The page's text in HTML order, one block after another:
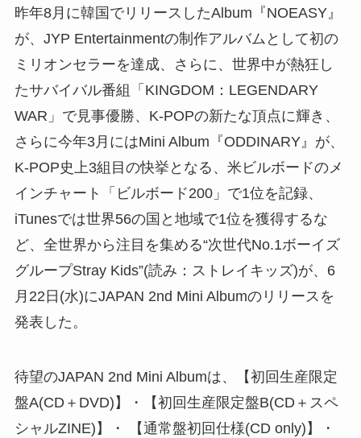
昨年8月に韓国でリリースしたAlbum『NOEASY』
が、JYP Entertainmentの制作アルバムとして初の
ミリオンセラーを達成、さらに、世界中が熱狂し
たサバイバル番組「KINGDOM：LEGENDARY
WAR」で見事優勝、K-POPの新たな頂点に輝き、
さらに今年3月にはMini Album『ODDINARY』が、
K-POP史上3組目の快挙となる、米ビルボードのメ
インチャート「ビルボード200」で1位を記録、
iTunesでは世界56の国と地域で1位を獲得するな
ど、全世界から注目を集める“次世代No.1ボーイズ
グループStray Kids”(読み：ストレイキッズ)が、6
月22日(水)にJAPAN 2nd Mini Albumのリリースを
発表した。
待望のJAPAN 2nd Mini Albumは、【初回生産限定
盤A(CD＋DVD)】・【初回生産限定盤B(CD＋スペ
シャルZINE)】・ 【通常盤初回仕様(CD only)】・